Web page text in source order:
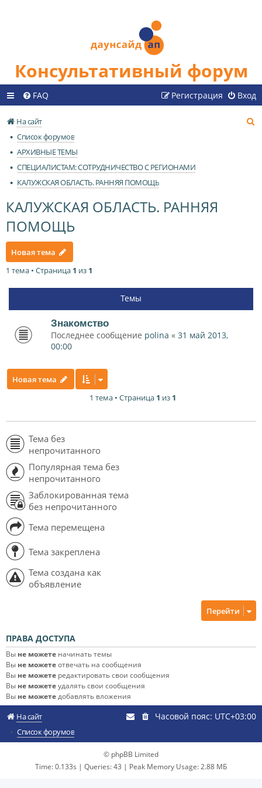
Консультативный форум
FAQ Вход
Регистрация
На сайт
Список форумов
АРХИВНЫЕ ТЕМЫ
СПЕЦИАЛИСТАМ: СОТРУДНИЧЕСТВО С РЕГИОНАМИ
КАЛУЖСКАЯ ОБЛАСТЬ. РАННЯЯ ПОМОЩЬ
КАЛУЖСКАЯ ОБЛАСТЬ. РАННЯЯ
ПОМОЩЬ
Новая тема
1 тема • Страница 1 из 1
Темы
Знакомство
Последнее сообщение polina « 31 май 2013,
00:00
Новая тема
1 тема • Страница 1 из 1
Тема без
непрочитанного
Популярная тема без
непрочитанного
Заблокированная тема
без непрочитанного
Тема перемещена
Тема закреплена
Тема создана как
объявление
Перейти
ПРАВА ДОСТУПА
Вы не можете начинать темы
Вы не можетеотвечать на сообщения
Вы не можете редактировать свои сообщения
Вы не можетеудалять свои сообщения
Вы не можетедобавлять вложения
На сайт
Список форумов
Часовой пояс: UTC+03:00
© phpBB Limited
Time: 0.133s | Queries: 43 | Peak Memory Usage: 2.88 МБ